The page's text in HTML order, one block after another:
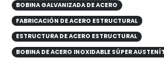
BOBINA GALVANIZADA DE ACERO
FABRICACIÓN DE ACERO ESTRUCTURAL
ESTRUCTURA DE ACERO ESTRUCTURAL
BOBINA DE ACERO INOXIDABLE SÚPER